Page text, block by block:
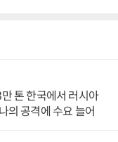
톤 한국에서 러시아
의 공격에 수요 늘어